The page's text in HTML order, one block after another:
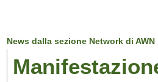
News dalla sezione Network di AWN